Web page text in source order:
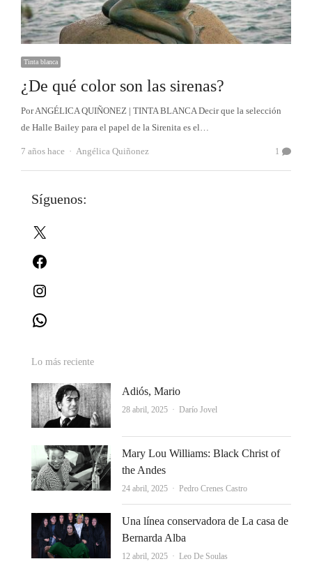
Tinta blanca
¿De qué color son las sirenas?
Por ANGÉLICA QUIÑONEZ | TINTA BLANCA Decir que la selección
de Halle Bailey para el papel de la Sirenita es el…
7 años hace Autor
Angélica Quiñonez 1
Síguenos:
Lo más reciente
Adiós, Mario
28 abril, 2025 Autor
Darío Jovel
Mary Lou Williams: Black Christ of
the Andes
24 abril, 2025 Autor
Pedro Crenes Castro
Una línea conservadora de La casa de
Bernarda Alba
12 abril, 2025 Autor
Leo De Soulas